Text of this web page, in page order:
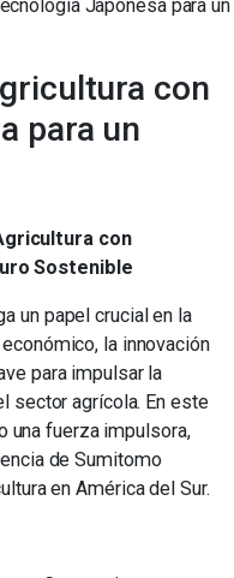
con
para un
con
Sostenible
un papel crucial en la
la innovación
para impulsar la
sector agrícola. En este
una fuerza impulsora,
de Sumitomo
en América del Sur.